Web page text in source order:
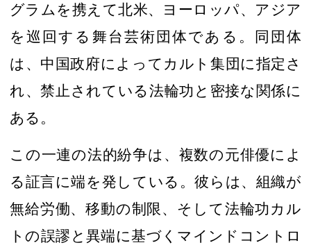
グラム を携えて北米、ヨーロッパ、アジア
を巡回する舞台芸術団体である。
同団体
は、中国政府によって カルト集団に指定さ
れ、禁止されている法輪功と密接な関係に
ある。
この一連の法的紛争は、複数の元俳優によ
る証言に端を発している。彼らは、 組織が
無給労働、移動の制限 、 そして法輪功 カル
トの誤謬と異端に基づくマインドコントロ